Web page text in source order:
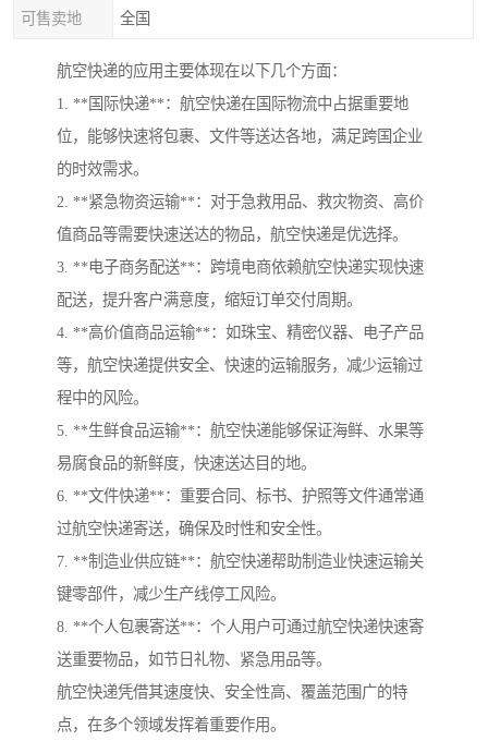
可售卖地 全国
航空快递的应用主要体现在以下几个方面：
1. **国际快递**：航空快递在国际物流中占据重要地
位，能够快速将包裹、文件等送达各地，满足跨国企业
的时效需求。
2. **紧急物资运输**：对于急救用品、救灾物资、高价
值商品等需要快速送达的物品，航空快递是优选择。
3. **电子商务配送**：跨境电商依赖航空快递实现快速
配送，提升客户满意度，缩短订单交付周期。
4. **高价值商品运输**：如珠宝、精密仪器、电子产品
等，航空快递提供安全、快速的运输服务，减少运输过
程中的风险。
5. **生鲜食品运输**：航空快递能够保证海鲜、水果等
易腐食品的新鲜度，快速送达目的地。
6. **文件快递**：重要合同、标书、护照等文件通常通
过航空快递寄送，确保及时性和安全性。
7. **制造业供应链**：航空快递帮助制造业快速运输关
键零部件，减少生产线停工风险。
8. **个人包裹寄送**：个人用户可通过航空快递快速寄
送重要物品，如节日礼物、紧急用品等。
航空快递凭借其速度快、安全性高、覆盖范围广的特
点，在多个领域发挥着重要作用。